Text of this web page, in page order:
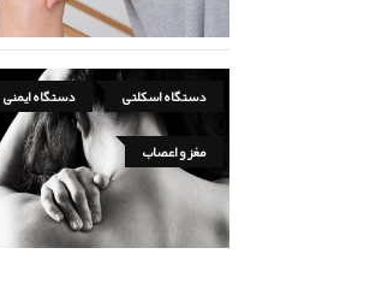
دستگاه اسکلتی دستگاه ایمنی
مغز و اعصاب